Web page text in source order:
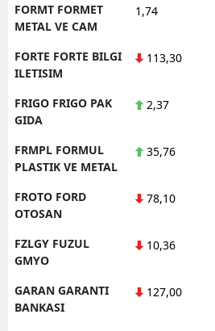
FORMT FORMET
METAL VE CAM
1,74
FORTE FORTE BILGI
ILETISIM
113,30
FRIGO FRIGO PAK
GIDA
2,37
FRMPL FORMUL
PLASTIK VE METAL
35,76
FROTO FORD
OTOSAN
78,10
FZLGY FUZUL
GMYO
10,36
GARAN GARANTI
BANKASI
127,00